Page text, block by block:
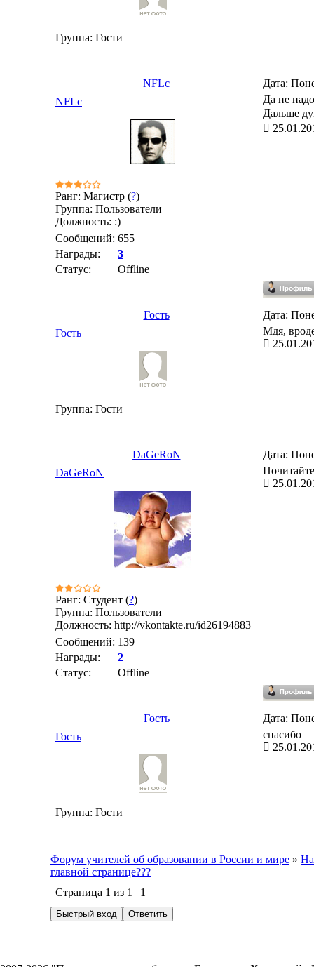
Группа: Гости
NFLc
Дата:
NFLc
Ранг: Магистр (?)
Группа: Пользователи
Должность: :)
Сообщений: 655
Награды:
3
Статус:
Offline
Да не
Дальше
Гость
Дата:
Гость
Группа: Гости
Мдя,
DaGeRoN
Дата:
DaGeRoN
Ранг: Студент (?)
Группа: Пользователи
Должность: http://vkontakte.ru/id26194883
Сообщений: 139
Награды:
2
Статус:
Offline
Гость
Дата:
Гость
Группа: Гости
cпасибо
Форум учителей об образовании в России и мире »
главной странице???
Страница 1 из 1 1